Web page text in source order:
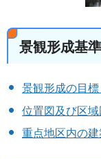
景観形成基準
景観形成の目
位置図及び区域
重点地区内の建